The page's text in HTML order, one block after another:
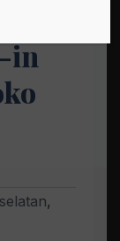
in
,